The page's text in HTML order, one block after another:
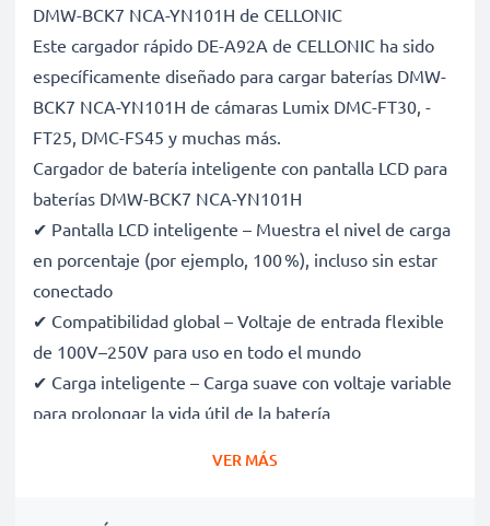
DMW-BCK7 NCA-YN101H de CELLONIC
Este cargador rápido DE-A92A de CELLONIC ha sido
específicamente diseñado para cargar baterías DMW-
BCK7 NCA-YN101H de cámaras Lumix DMC-FT30, -
FT25, DMC-FS45 y muchas más.
Cargador de batería inteligente con pantalla LCD para
baterías DMW-BCK7 NCA-YN101H
✔ Pantalla LCD inteligente – Muestra el nivel de carga
en porcentaje (por ejemplo, 100 %), incluso sin estar
conectado
✔ Compatibilidad global – Voltaje de entrada flexible
de 100V–250V para uso en todo el mundo
✔ Carga inteligente – Carga suave con voltaje variable
para prolongar la vida útil de la batería
VER MÁS